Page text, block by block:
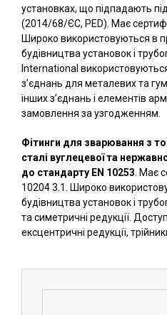
установках, що підпадають
(2014/68/ЄС, PED). Має
Широко використовуються в
будівництва установок і
International
з’єднань для металевих та
інших з’єднань і елементів
замовлення за узгодженням.
Фітинги для зварювання з
сталі вуглецевої та
до стандарту EN 10253 . Має
10204 3.1. Широко
будівництва установок і
та симетричні редукції.
ексцентричні редукції,